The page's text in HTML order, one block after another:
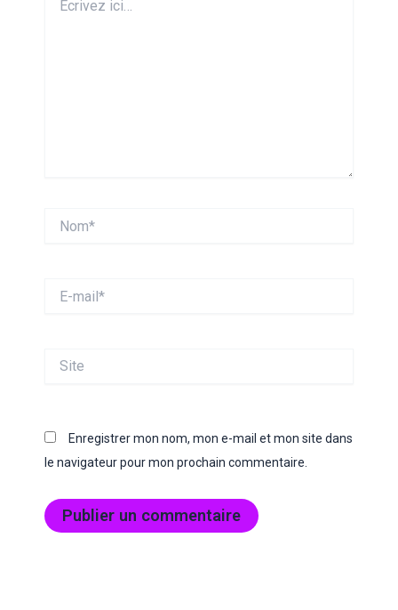
ici…
mail*
Enregistrer mon nom, mon e-mail et mon site dans
le navigateur pour mon prochain commentaire.